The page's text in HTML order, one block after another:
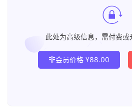
此处为高级信息，需付费或
非会员价格 ¥88.00